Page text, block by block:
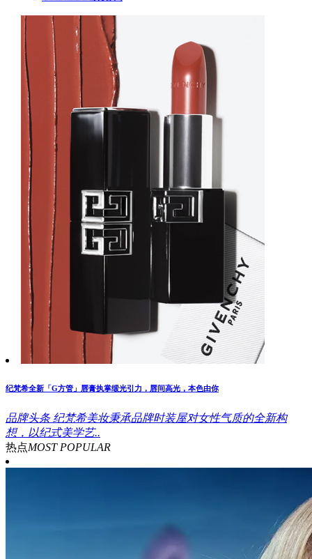
纪梵希全新「G方管」唇膏执掌缎光引力，唇间高光，本色由你
品牌头条 纪梵希美妆秉承品牌时装屋对女性气质的全新构
想，以纪式美学艺..
热点MOST POPULAR